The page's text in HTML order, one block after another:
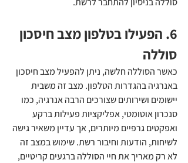
6. הפעילו בטלפון מצב חיסכון
סוללה
כאשר הסוללה חלשה, ניתן להפעיל מצב חיסכון
באנרגיה בהגדרות הטלפון. מצב זה משבית
יישומים ושירותים שצורכים הרבה אנרגיה, כמו
סנכרון אוטומטי, אפליקציות פעילות ברקע
ואפקטים גרפיים מיותרים, אך עדיין משאיר גישה
לשיחות, הודעות וחיבור רשת. שימוש במצב זה
לא רק מאריך את חיי הסוללה ברגעים קריטיים,